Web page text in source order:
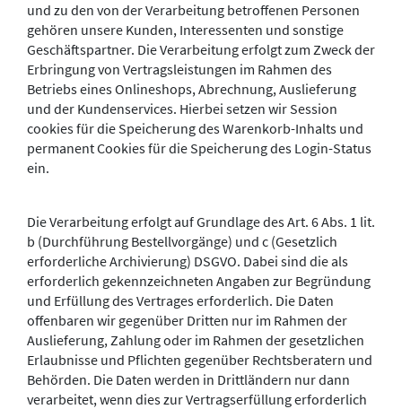
und zu den von der Verarbeitung betroffenen Personen
gehören unsere Kunden, Interessenten und sonstige
Geschäftspartner. Die Verarbeitung erfolgt zum Zweck der
Erbringung von Vertragsleistungen im Rahmen des
Betriebs eines Onlineshops, Abrechnung, Auslieferung
und der Kundenservices. Hierbei setzen wir Session
cookies für die Speicherung des Warenkorb-Inhalts und
permanent Cookies für die Speicherung des Login-Status
ein.
Die Verarbeitung erfolgt auf Grundlage des Art. 6 Abs. 1 lit.
b (Durchführung Bestellvorgänge) und c (Gesetzlich
erforderliche Archivierung) DSGVO. Dabei sind die als
erforderlich gekennzeichneten Angaben zur Begründung
und Erfüllung des Vertrages erforderlich. Die Daten
offenbaren wir gegenüber Dritten nur im Rahmen der
Auslieferung, Zahlung oder im Rahmen der gesetzlichen
Erlaubnisse und Pflichten gegenüber Rechtsberatern und
Behörden. Die Daten werden in Drittländern nur dann
verarbeitet, wenn dies zur Vertragserfüllung erforderlich